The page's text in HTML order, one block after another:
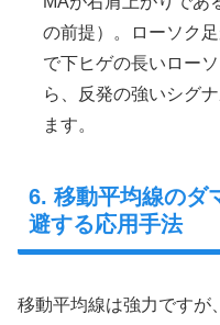
の前提）。ローソク
で下ヒゲの長いロー
ら、反発の強いシグ
ます。
6. 移動平均線のダ
避する応用手法
移動平均線は強力ですが